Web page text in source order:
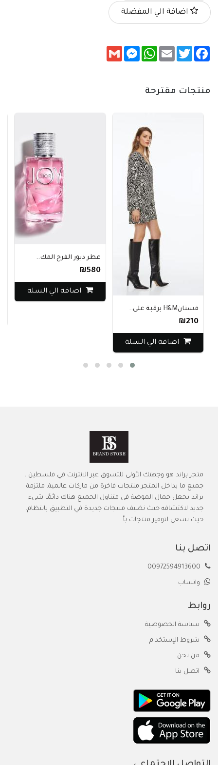
اضافة الي المفضلة
Facebook
Twitter
Email
WhatsApp
Messenger
Gmail
منتجات مقترحة
فستانH&M برقبة على..
₪210
اضافة الي السلة
عطر ديور الفرح المك..
₪580
اضافة الي السلة
متجر براند هو وجهتك الأولى للتسوق عبر الانترنت في فلسطين ،
جميع ما بداخل المتجر منتجات فاخرة من ماركات عالمية. ملتزمة
براند بجعل جمال الموضة في متناول الجميع هناك دائمًا شيء
جديد لاكتشافه حيث نضيف منتجات جديدة في التطبيق بانتظام.
حيث نسعى لتوفير منتجات بأ
اتصل بنا
واتساب
روابط
سياسة الخصوصية
شروط الإستخدام
من نحن
اتصل بنا